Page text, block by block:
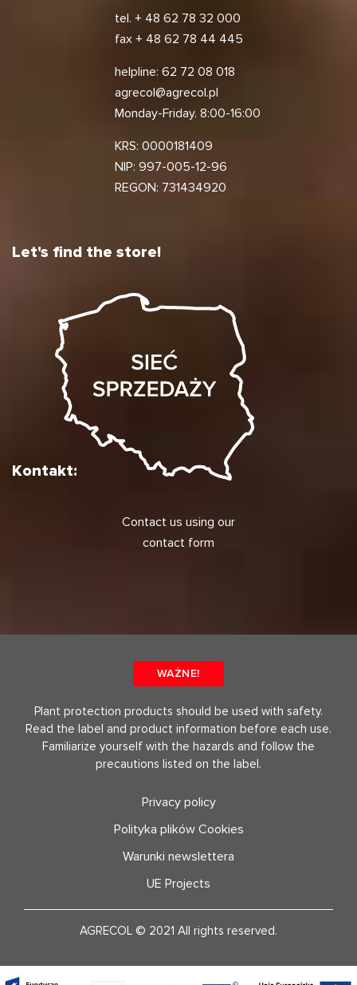
tel. + 48 62 78 32 000
fax + 48 62 78 44 445
helpline: 62 72 08 018
agrecol@agrecol.pl
Monday-Friday. 8:00-16:00
KRS: 0000181409
NIP: 997-005-12-96
REGON: 731434920
Let's find the store!
Kontakt:
Contact us using our
contact form
WAŻNE!
Plant protection products should be used with safety.
Read the label and product information before each use.
Familiarize yourself with the hazards and follow the
precautions listed on the label.
Privacy policy
Polityka plików Cookies
Warunki newslettera
UE Projects
AGRECOL © 2021 All rights reserved.